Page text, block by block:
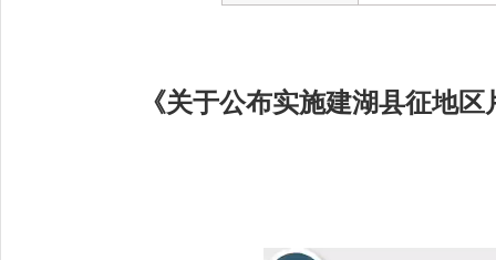
《关于公布实施建湖县征地